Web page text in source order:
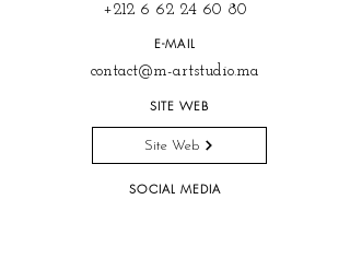
+212 6 62 24 60 80
E-MAIL
contact@m-artstudio.ma
SITE WEB
Site Web
SOCIAL MEDIA